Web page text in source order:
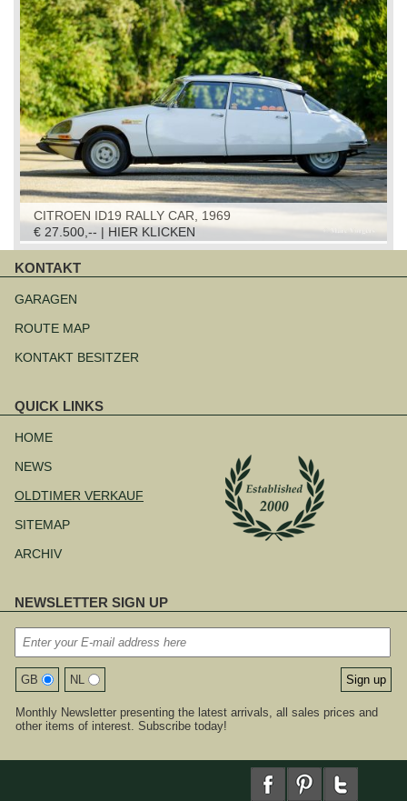
CITROEN ID19 RALLY CAR, 1969
€ 27.500,-- | HIER KLICKEN
KONTAKT
überspringen
GARAGEN
ROUTE MAP
KONTAKT BESITZER
QUICK LINKS
überspringen
HOME
NEWS
OLDTIMER VERKAUF
SITEMAP
ARCHIV
NEWSLETTER SIGN UP
GB NL
Monthly Newsletter presenting the latest arrivals, all sales prices and
other items of interest. Subscribe today!